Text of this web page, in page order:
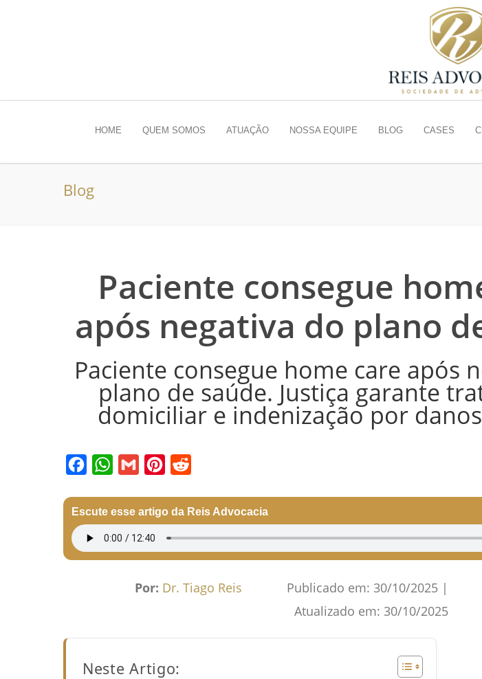
HOME QUEM SOMOS ATUAÇÃO NOSSA EQUIPE BLOG CASES
Blog
Paciente consegue
após negativa do plano
Paciente consegue home care após
plano de saúde. Justiça garante
domiciliar e indenização por
Escute esse artigo da Reis Advocacia
Por: Dr. Tiago Reis Publicado em: 30/10/2025 |
Atualizado em: 30/10/2025
Neste Artigo: